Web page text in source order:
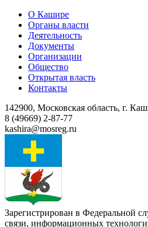
О Кашире
Органы власти
Деятельность
Документы
Организации
Общество
Открытая власть
Контакты
142900, Московская область, г.
8 (49669) 2-87-77
kashira@mosreg.ru
Зарегистрирован в Федеральной
связи, информационных